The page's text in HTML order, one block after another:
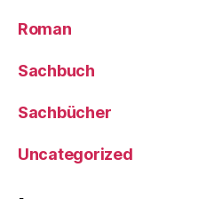
Roman
Sachbuch
Sachbücher
Uncategorized